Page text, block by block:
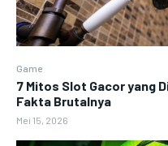
Game
7 Mitos Slot Gacor yang
Fakta Brutalnya
Mei 15, 2026